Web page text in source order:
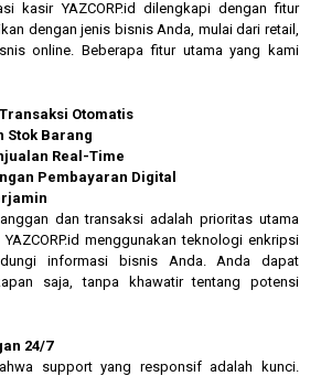
kasir YAZCORP.id dilengkapi dengan fitur
dengan jenis bisnis Anda, mulai dari retail,
online. Beberapa fitur utama yang kami
Otomatis
Stok Barang
Real-Time
Pembayaran Digital
dan transaksi adalah prioritas utama
menggunakan teknologi enkripsi
informasi bisnis Anda. Anda dapat
saja, tanpa khawatir tentang potensi
24/7
support yang responsif adalah kunci.